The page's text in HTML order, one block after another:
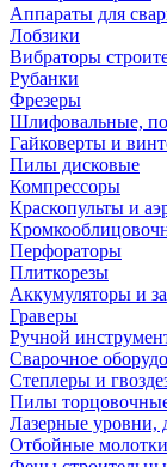
Аппараты для
Лобзики
Вибраторы
Рубанки
Фрезеры
Шлифовальные,
Гайковерты и
Пилы дисковые
Компрессоры
Краскопульты и
Перфораторы
Плиткорезы
Аккумуляторы и
Граверы
Ручной
Сварочное
Степлеры и
Пилы
Лазерные уровни,
Отбойные молотки